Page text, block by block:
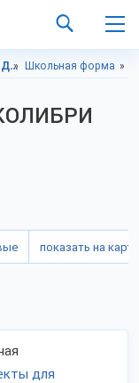
Детская одежда Школьная форма
показать на карте
для